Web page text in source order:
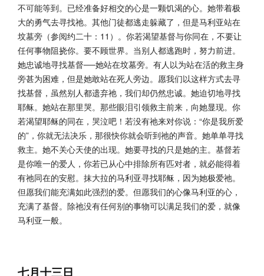
不可能等到。已经准备好相交的心是一颗饥渴的心。她带着极
大的勇气去寻找祂。其他门徒都逃走躲藏了，但是马利亚站在
坟墓旁（参阅约二十：11）。你若渴望基督与你同在，不要让
任何事物阻挠你。要不顾世界。当别人都逃跑时，努力前进。
她忠诚地寻找基督──她站在坟墓旁。有人以为站在活的救主身
旁甚为困难，但是她敢站在死人旁边。愿我们以这样方式去寻
找基督，虽然别人都遗弃祂，我们却仍然忠诚。她迫切地寻找
耶稣。她站在那里哭。那些眼泪引领救主前来，向她显现。你
若渴望耶稣的同在，哭泣吧！若没有祂来对你说：“你是我所爱
的”，你就无法决乐，那很快你就会听到祂的声音。她单单寻找
救主。她不关心天使的出现。她要寻找的只是她的主。基督若
是你唯一的爱人，你若已从心中排除所有匹对者，就必能得着
有祂同在的安慰。抹大拉的马利亚寻找耶稣，因为她极爱祂。
但愿我们能充满如此强烈的爱。但愿我们的心像马利亚的心，
充满了基督。除祂没有任何别的事物可以满足我们的爱，就像
马利亚一般。
七月十三日